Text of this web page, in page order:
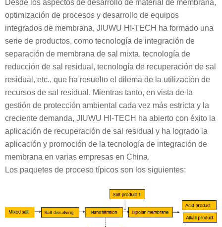
Desde los aspectos de desarrollo de material de membrana,
optimización de procesos y desarrollo de equipos
integrados de membrana, JIUWU HI-TECH ha formado una
serie de productos, como tecnología de integración de
separación de membrana de sal mixta, tecnología de
reducción de sal residual, tecnología de recuperación de sal
residual, etc., que ha resuelto el dilema de la utilización de
recursos de sal residual. Mientras tanto, en vista de la
gestión de protección ambiental cada vez más estricta y la
creciente demanda, JIUWU HI-TECH ha abierto con éxito la
aplicación de recuperación de sal residual y ha logrado la
aplicación y promoción de la tecnología de integración de
membrana en varias empresas en China.
Los paquetes de proceso típicos son los siguientes: